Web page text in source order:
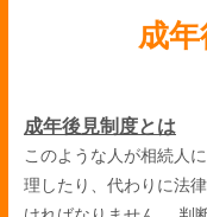
成
成年後見制度とは
このような人が相続人
理したり、代わりに法